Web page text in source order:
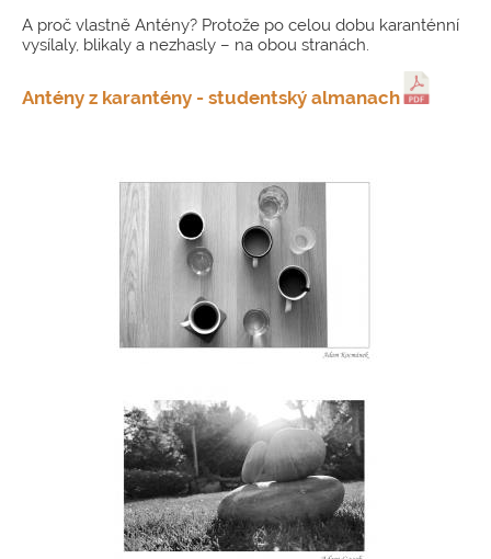
A proč vlastně Antény? Protože po celou dobu karanténní
vysílaly, blikaly a nezhasly – na obou stranách.
Antény z karantény - studentský almanach